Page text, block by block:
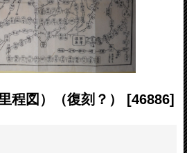
程図）（復刻？） [46886]